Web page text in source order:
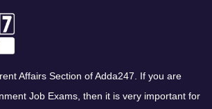
Affairs Section of Adda247. If you are
Job Exams, then it is very important for